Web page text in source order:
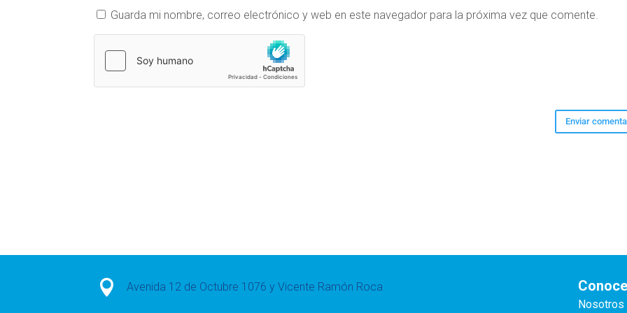
Guarda mi nombre, correo electrónico y web en este navegador para la próxima vez que comente.
 Avenida 12 de Octubre 1076 y Vicente Ramón Roca
Nosotros